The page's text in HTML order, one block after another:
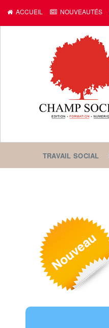
ACCUEIL NOUVEAUTÉS
TRAVAIL SOCIAL